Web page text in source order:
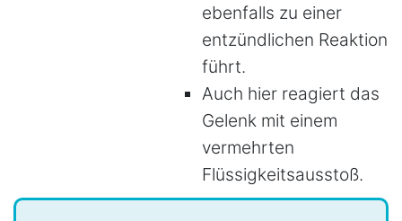
ebenfalls zu einer
entzündlichen Reaktion
führt.
Auch hier reagiert das
Gelenk mit einem
vermehrten
Flüssigkeitsausstoß.